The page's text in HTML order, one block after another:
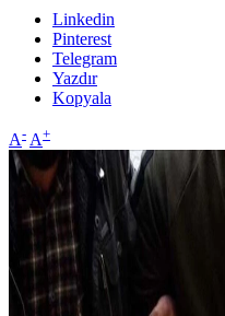
Linkedin
Pinterest
Telegram
Yazdır
Kopyala
A- A+